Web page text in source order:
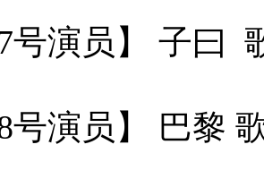
号演员】 子曰
号演员】 巴黎